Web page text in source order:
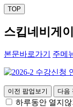
TOP
스킵네비게
본문바로가기 주메
이전 팝업보기 다음
하루동안 열지않